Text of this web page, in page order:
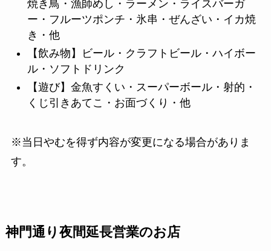
焼き鳥・漁師めし・ラーメン・ライスバーガ
ー・フルーツポンチ・氷串・ぜんざい・イカ焼
き・他
【飲み物】ビール・クラフトビール・ハイボー
ル・ソフトドリンク
【遊び】金魚すくい・スーパーボール・射的・
くじ引きあてこ・お面づくり・他
※当日やむを得ず内容が変更になる場合がありま
す。
神門通り夜間延長営業のお店